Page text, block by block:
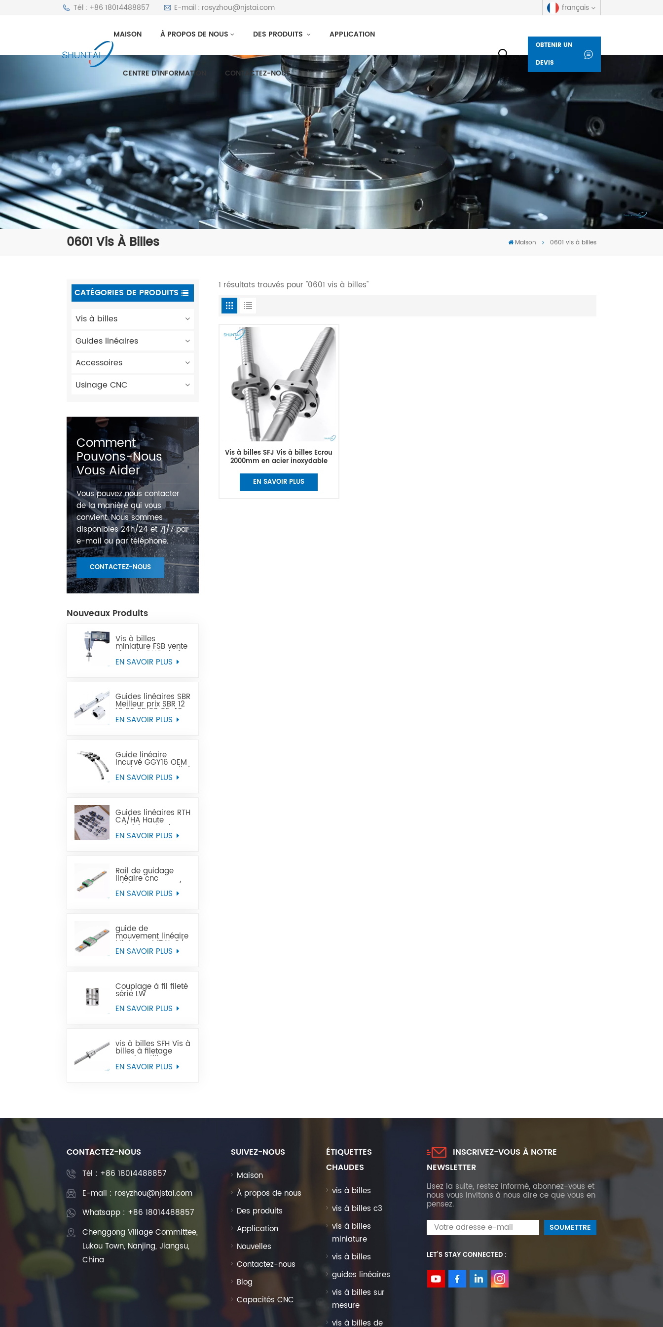
Tél : +86 18014488857 E-mail : rosyzhou@njstai.com français
русский
español
العربية
Deutsch
italiano
français
Indonesia
MAISON À PROPOS DE NOUS DES PRODUITS APPLICATION
CENTRE D'INFORMATION CONTACTEZ-NOUS
OBTENIR UN
DEVIS
0601 Vis À Billes Maison 0601 vis à billes
CATÉGORIES DE PRODUITS
Vis à billes
Guides linéaires
Accessoires
Usinage CNC
Comment
Pouvons-Nous
Vous Aider
Vous pouvez nous contacter
de la manière qui vous
convient. Nous sommes
disponibles 24h/24 et 7j/7 par
e-mail ou par téléphone.
CONTACTEZ-NOUS
Nouveaux Produits
Vis à billes
miniature FSB vente
chaude CNC vis à
billes Miniature de
précision peut
EN SAVOIR PLUS
Guides linéaires SBR
Meilleur prix SBR 12
16 20 25 30 35 40
50 rail de guidage
EN SAVOIR PLUS
Guide linéaire
incurvé GGY16 OEM
service personnalisé
fourni, rail de
EN SAVOIR PLUS
Guides linéaires RTH
CA/HA Haute
précision et prix
abordable
EN SAVOIR PLUS
Rail de guidage
linéaire cnc
Miniature MTN-C/-H
OEM ODM
EN SAVOIR PLUS
guide de
mouvement linéaire
Miniature MTW-C/-
H OEM ODM
EN SAVOIR PLUS
Couplage à fil fileté
série LW
EN SAVOIR PLUS
vis à billes SFH Vis à
billes à filetage
gauche utilisée
dans les machines-
outils à commande
EN SAVOIR PLUS
1 résultats trouvés pour "0601 vis à billes"
Vis à billes SFJ Vis à billes Écrou
2000mm en acier inoxydable
EN SAVOIR PLUS
CONTACTEZ-NOUS
Tél : +86 18014488857
E-mail : rosyzhou@njstai.com
Whatsapp : +86 18014488857
Chenggong Village Committee,
Lukou Town, Nanjing, Jiangsu,
China
SUIVEZ-NOUS
Maison
À propos de nous
Des produits
Application
Nouvelles
Contactez-nous
Blog
Capacités CNC
ÉTIQUETTES
CHAUDES
vis à billes
vis à billes c3
vis à billes
miniature
vis à billes
guides linéaires
vis à billes sur
mesure
vis à billes de
INSCRIVEZ-VOUS À NOTRE
NEWSLETTER
Lisez la suite, restez informé, abonnez-vous et
nous vous invitons à nous dire ce que vous en
pensez.
LET’S STAY CONNECTED :